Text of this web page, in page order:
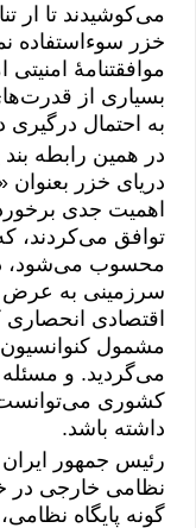
می‌کوشیدند تا ار
خزر سوءاستفاده
موافقتنامۀ
بسیاری از
به احتمال
در همین رابطه
دریای خزر بعنوان
اهمیت جدی
توافق می‌کردند،
محسوب می‌شود، در
مشمول
می‌گردید. و
کشوری می‌توانست
داشته باشد.
رئیس جمهور ایران
نظامی خارجی در
گونه پایگاه